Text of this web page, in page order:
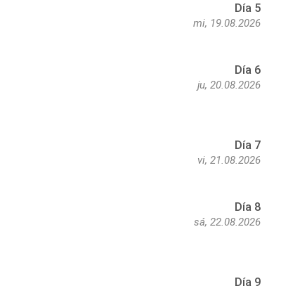
Día 5
mi, 19.08.2026
Día 6
ju, 20.08.2026
Día 7
vi, 21.08.2026
Día 8
sá, 22.08.2026
Día 9